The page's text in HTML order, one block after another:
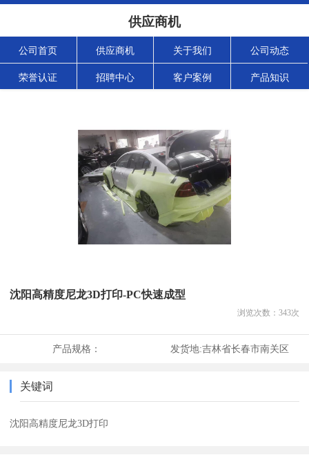
供应商机
公司首页 供应商机 关于我们 公司动态
荣誉认证 招聘中心 客户案例 产品知识
沈阳高精度尼龙3D打印-PC快速成型
浏览次数： 343次
产品规格： 发货地:吉林省长春市南关区
关键词
沈阳高精度尼龙3D打印